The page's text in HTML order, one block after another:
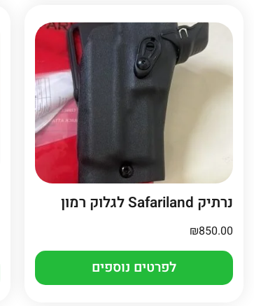
נרתיק Safariland לגלוק רמון
₪850.00
לפרטים נוספים